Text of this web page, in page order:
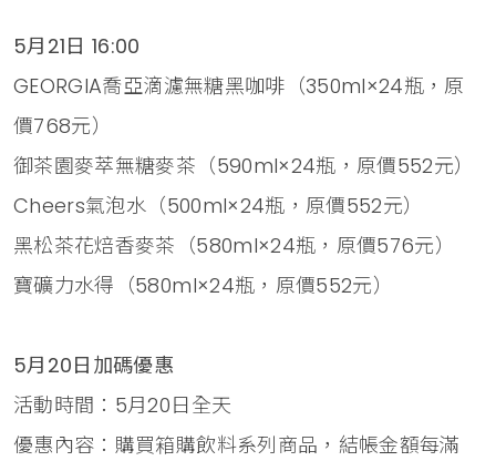
5月21日 16:00
GEORGIA喬亞滴濾無糖黑咖啡（350ml×24瓶，原
價768元）
御茶園麥萃無糖麥茶（590ml×24瓶，原價552元）
Cheers氣泡水（500ml×24瓶，原價552元）
黑松茶花焙香麥茶（580ml×24瓶，原價576元）
寶礦力水得（580ml×24瓶，原價552元）
5月20日加碼優惠
活動時間：5月20日全天
優惠內容：購買箱購飲料系列商品，結帳金額每滿